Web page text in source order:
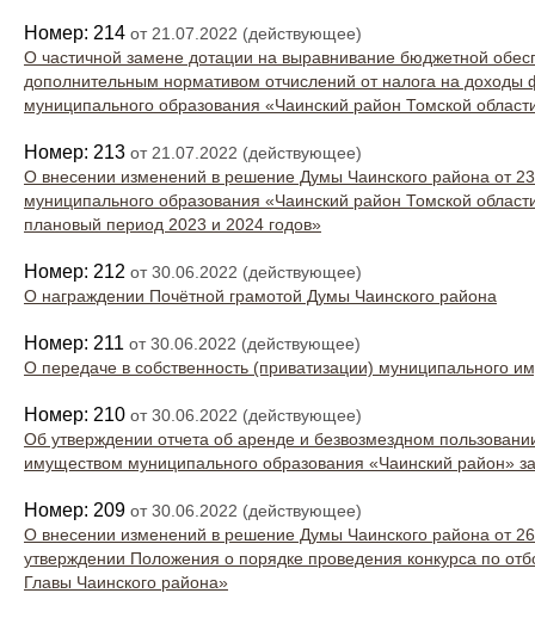
Номер: 214 от 21.07.2022 (действующее)
О частичной замене дотации на выравнивание бюджетной
дополнительным нормативом отчислений от налога на доходы
муниципального образования «Чаинский район Томской
Номер: 213 от 21.07.2022 (действующее)
О внесении изменений в решение Думы Чаинского района от
муниципального образования «Чаинский район Томской
плановый период 2023 и 2024 годов»
Номер: 212 от 30.06.2022 (действующее)
О награждении Почётной грамотой Думы Чаинского района
Номер: 211 от 30.06.2022 (действующее)
О передаче в собственность (приватизации) муниципального
Номер: 210 от 30.06.2022 (действующее)
Об утверждении отчета об аренде и безвозмездном
имуществом муниципального образования «Чаинский район»
Номер: 209 от 30.06.2022 (действующее)
О внесении изменений в решение Думы Чаинского района от
утверждении Положения о порядке проведения конкурса по
Главы Чаинского района»